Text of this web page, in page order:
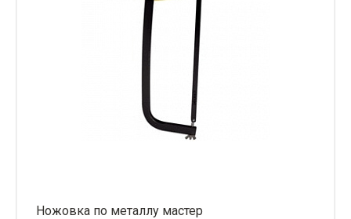
Ножовка по металлу мастер